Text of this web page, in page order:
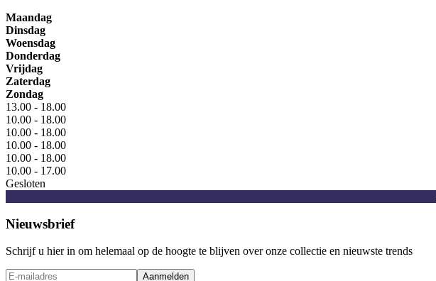
Maandag
Dinsdag
Woensdag
Donderdag
Vrijdag
Zaterdag
Zondag
13.00 - 18.00
10.00 - 18.00
10.00 - 18.00
10.00 - 18.00
10.00 - 18.00
10.00 - 17.00
Gesloten
Nieuwsbrief
Schrijf u hier in om helemaal op de hoogte te blijven over onze collectie en nieuwste trends
Aanmelden